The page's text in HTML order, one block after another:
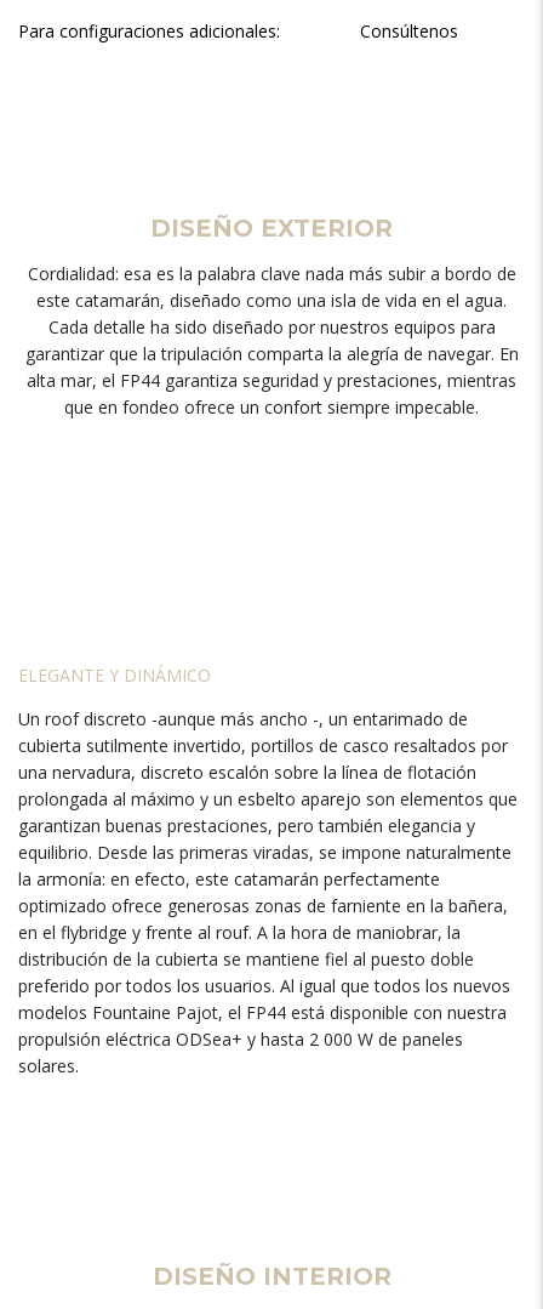
Para configuraciones adicionales: Consúltenos
DISEÑO EXTERIOR
Cordialidad: esa es la palabra clave nada más subir a bordo de
este catamarán, diseñado como una isla de vida en el agua.
Cada detalle ha sido diseñado por nuestros equipos para
garantizar que la tripulación comparta la alegría de navegar. En
alta mar, el FP44 garantiza seguridad y prestaciones, mientras
que en fondeo ofrece un confort siempre impecable.
ELEGANTE Y DINÁMICO
Un roof discreto -aunque más ancho -, un entarimado de
cubierta sutilmente invertido, portillos de casco resaltados por
una nervadura, discreto escalón sobre la línea de flotación
prolongada al máximo y un esbelto aparejo son elementos que
garantizan buenas prestaciones, pero también elegancia y
equilibrio. Desde las primeras viradas, se impone naturalmente
la armonía: en efecto, este catamarán perfectamente
optimizado ofrece generosas zonas de farniente en la bañera,
en el flybridge y frente al rouf. A la hora de maniobrar, la
distribución de la cubierta se mantiene fiel al puesto doble
preferido por todos los usuarios. Al igual que todos los nuevos
modelos Fountaine Pajot, el FP44 está disponible con nuestra
propulsión eléctrica ODSea+ y hasta 2 000 W de paneles
solares.
DISEÑO INTERIOR